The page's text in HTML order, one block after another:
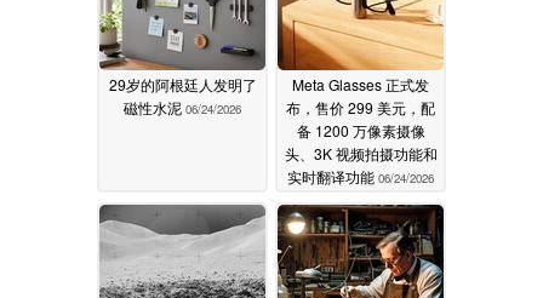
29岁的阿根廷人发明了
磁性水泥 06/24/2026
Meta Glasses 正式发
布，售价 299 美元，配
备 1200 万像素摄像
头、3K 视频拍摄功能和
实时翻译功能 06/24/2026